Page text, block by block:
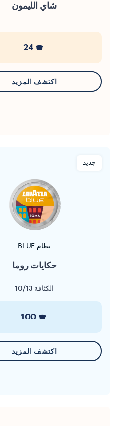
شاي الليمون
24
اكتشف المزيد
جديد
نظام BLUE
حكايات روما
الكثافة 10/13
100
اكتشف المزيد